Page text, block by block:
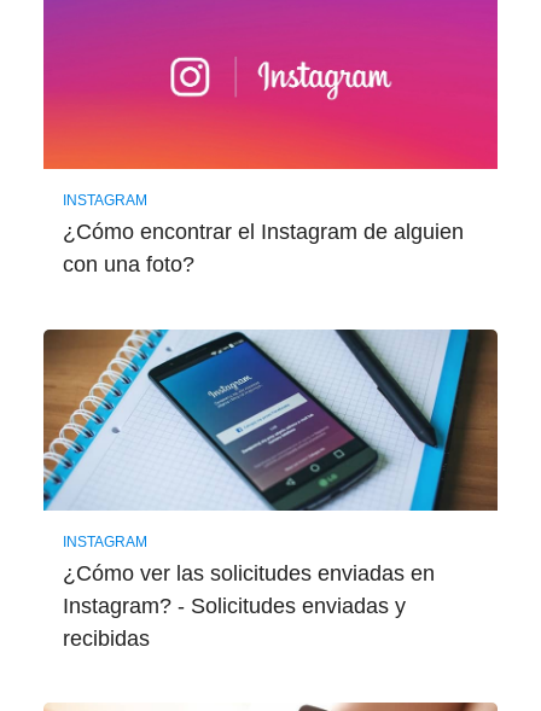
INSTAGRAM
¿Cómo encontrar el Instagram de alguien
con una foto?
INSTAGRAM
¿Cómo ver las solicitudes enviadas en
Instagram? - Solicitudes enviadas y
recibidas